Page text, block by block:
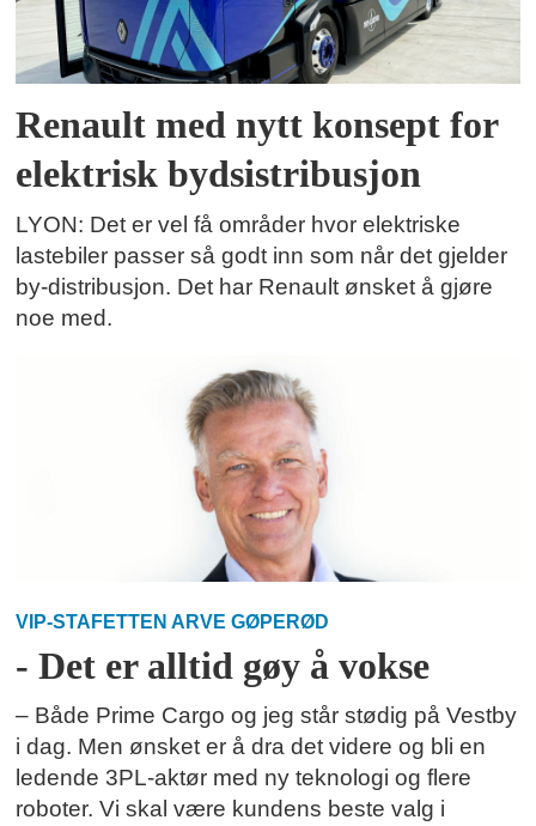
Renault med nytt konsept for
elektrisk bydsistribusjon
LYON: Det er vel få områder hvor elektriske
lastebiler passer så godt inn som når det gjelder
by-distribusjon. Det har Renault ønsket å gjøre
noe med.
VIP-STAFETTEN ARVE GØPERØD
- Det er alltid gøy å vokse
– Både Prime Cargo og jeg står stødig på Vestby
i dag. Men ønsket er å dra det videre og bli en
ledende 3PL-aktør med ny teknologi og flere
roboter. Vi skal være kundens beste valg i